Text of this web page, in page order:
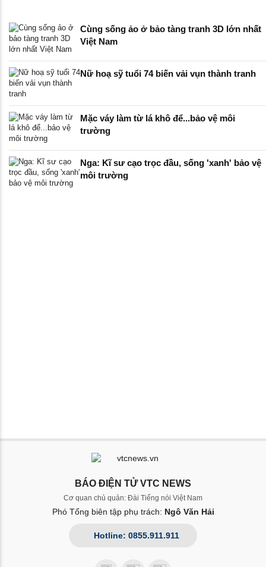
Cùng sống ảo ở bảo tàng tranh 3D lớn nhất
Việt Nam
Nữ hoạ sỹ tuổi 74 biến vải vụn thành tranh
Mặc váy làm từ lá khô để...bảo vệ môi
trường
Nga: Kĩ sư cạo trọc đầu, sống 'xanh' bảo vệ
môi trường
BÁO ĐIỆN TỬ VTC NEWS
Cơ quan chủ quản: Đài Tiếng nói Việt Nam
Phó Tổng biên tập phụ trách: Ngô Văn Hải
Hotline: 0855.911.911